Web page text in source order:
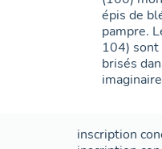
épis de
pampre.
104)
brisés
inscription